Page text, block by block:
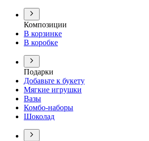
Композиции
В корзинке
В коробке
Подарки
Добавьте к букету
Мягкие игрушки
Вазы
Комбо-наборы
Шоколад